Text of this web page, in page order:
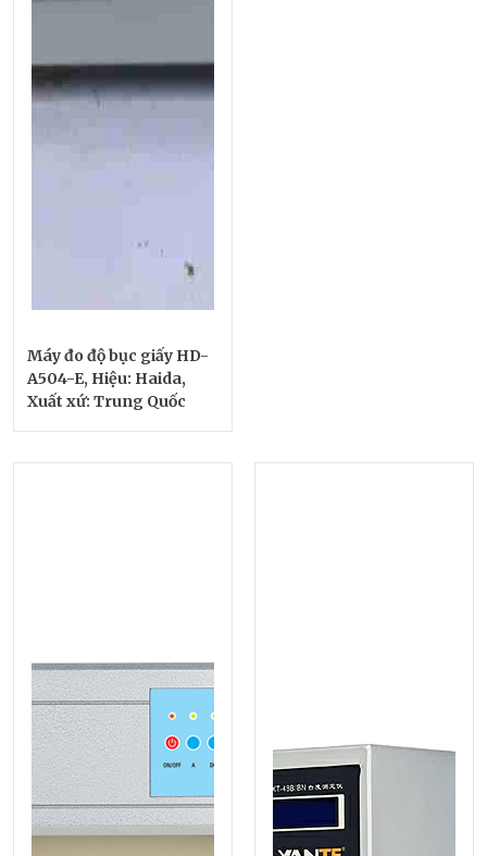
Máy đo độ bục giấy HD-
A504-E, Hiệu: Haida,
Xuất xứ: Trung Quốc